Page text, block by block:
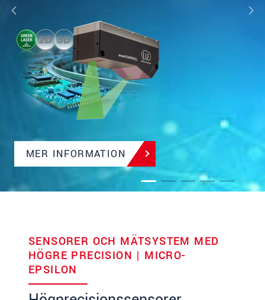
MER INFORMATION
SENSORER OCH MÄTSYSTEM MED
HÖGRE PRECISION | MICRO-
EPSILON